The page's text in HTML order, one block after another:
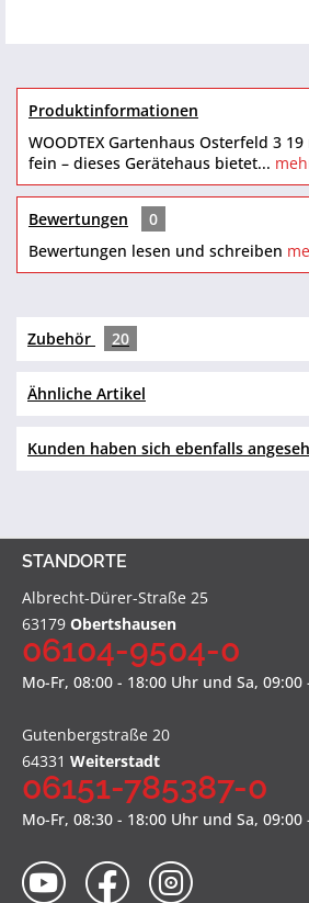
Produktinformationen
WOODTEX Gartenhaus Osterfeld 3
fein – dieses Gerätehaus bietet...
Bewertungen
0
Bewertungen lesen und schreiben
Zubehör 20
Ähnliche Artikel
Kunden haben sich ebenfalls
STANDORTE
Albrecht-Dürer-Straße 25
63179 Obertshausen
06104-9504-0
Mo-Fr, 08:00 - 18:00 Uhr und Sa, 09:00
Gutenbergstraße 20
64331 Weiterstadt
06151-785387-0
Mo-Fr, 08:30 - 18:00 Uhr und Sa, 09:00